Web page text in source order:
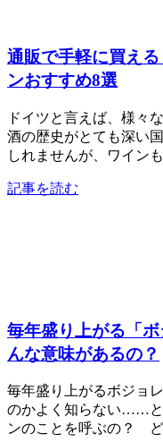
通販で手軽に買え
ンおすすめ8選
ドイツと言えば、様々
酒の歴史がとても深い
しれませんが、ワイン
記事を読む
毎年盛り上がる「
んな意味があるの？
毎年盛り上がるボジョ
のかよく知らない……と
ンのことを呼ぶの？